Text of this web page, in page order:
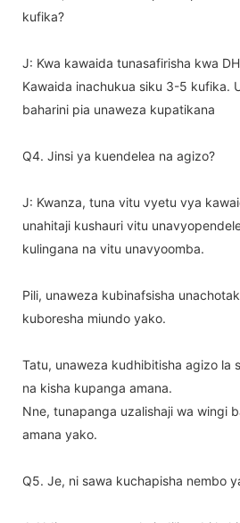
kufika?
J: Kwa kawaida tunasafirisha kwa
Kawaida inachukua siku 3-5 kufika.
baharini pia unaweza kupatikana
Q4. Jinsi ya kuendelea na agizo?
J: Kwanza, tuna vitu vyetu vya
unahitaji kushauri vitu
kulingana na vitu unavyoomba.
Pili, unaweza kubinafsisha
kuboresha miundo yako.
Tatu, unaweza kudhibitisha agizo la
na kisha kupanga amana.
Nne, tunapanga uzalishaji wa wingi
amana yako.
Q5. Je, ni sawa kuchapisha nembo